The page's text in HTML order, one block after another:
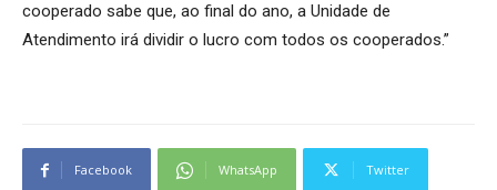
cooperado sabe que, ao final do ano, a Unidade de
Atendimento irá dividir o lucro com todos os cooperados.”
Facebook WhatsApp Twitter